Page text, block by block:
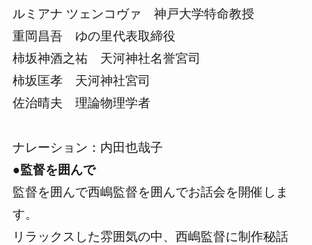
ルミアナ ツェンコヴァ 神戸大学特命教授
重岡昌吾 ゆの里代表取締役
柿坂神酒之祐 天河神社名誉宮司
柿坂匡孝 天河神社宮司
佐治晴夫 理論物理学者
ナレーション：内田也哉子
●監督を囲んで
監督を囲んで西嶋監督を囲んでお話会を開催しま
す。
リラックスした雰囲気の中、西嶋監督に制作秘話